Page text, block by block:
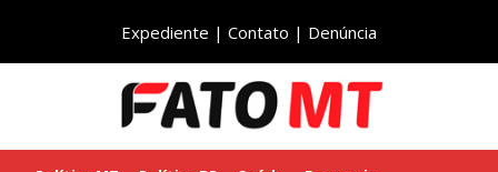
Expediente | Contato | Denúncia